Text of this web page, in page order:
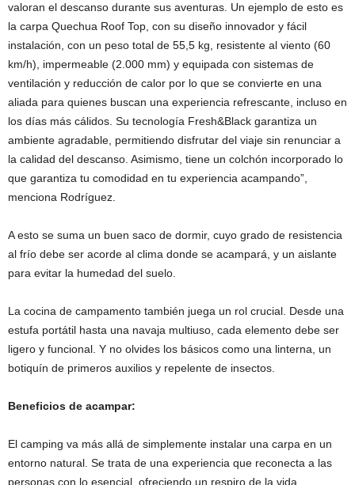
valoran el descanso durante sus aventuras. Un ejemplo de esto es
la carpa Quechua Roof Top, con su diseño innovador y fácil
instalación, con un peso total de 55,5 kg, resistente al viento (60
km/h), impermeable (2.000 mm) y equipada con sistemas de
ventilación y reducción de calor por lo que se convierte en una
aliada para quienes buscan una experiencia refrescante, incluso en
los días más cálidos. Su tecnología Fresh&Black garantiza un
ambiente agradable, permitiendo disfrutar del viaje sin renunciar a
la calidad del descanso. Asimismo, tiene un colchón incorporado lo
que garantiza tu comodidad en tu experiencia acampando”,
menciona Rodríguez.
A esto se suma un buen saco de dormir, cuyo grado de resistencia
al frío debe ser acorde al clima donde se acampará, y un aislante
para evitar la humedad del suelo.
La cocina de campamento también juega un rol crucial. Desde una
estufa portátil hasta una navaja multiuso, cada elemento debe ser
ligero y funcional. Y no olvides los básicos como una linterna, un
botiquín de primeros auxilios y repelente de insectos.
Beneficios de acampar:
El camping va más allá de simplemente instalar una carpa en un
entorno natural. Se trata de una experiencia que reconecta a las
personas con lo esencial, ofreciendo un respiro de la vida